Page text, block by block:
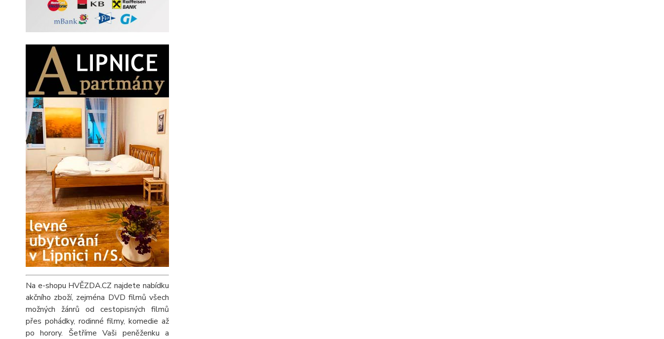
Na e-shopu HVĚZDA.CZ najdete nabídku
akčního zboží, zejména DVD filmů všech
možných žánrů od cestopisných filmů
přes pohádky, rodinné filmy, komedie až
po horory. Šetříme Vaši peněženku a